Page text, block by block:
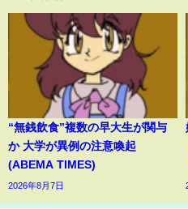
“無銭飲食”複数の早大生が関与
か 大学が異例の注意喚起
(ABEMA TIMES)
2026年8月7日